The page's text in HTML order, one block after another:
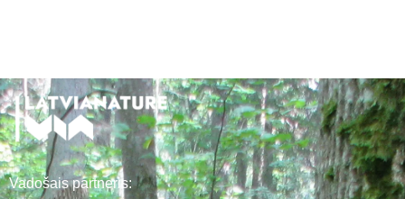
Vadošais partneris: